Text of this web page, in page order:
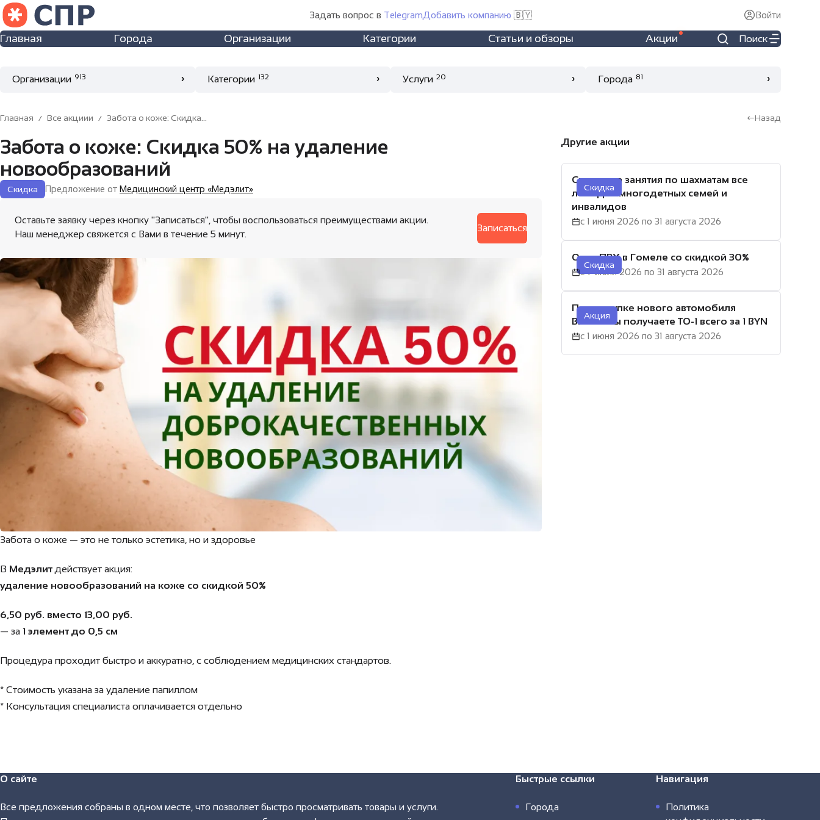
Задать вопрос в TelegramДобавить компанию 🇧🇾 Войти
Главная Города Организации Категории Статьи и обзоры Акции Поиск
Организации 913 Категории 132 Услуги 20 Города 81
Главная Все акциии Забота о коже: Скидка... Назад
Забота о коже: Скидка 50% на удаление
новообразований
Скидка Предложение от Медицинский центр «Медэлит»
Оставьте заявку через кнопку "Записаться", чтобы воспользоваться преимуществами акции.
Наш менеджер свяжется с Вами в течение 5 минут.
Записаться
Забота о коже — это не только эстетика, но и здоровье
В Медэлит действует акция:
удаление новообразований на коже со скидкой 50%
6,50 руб. вместо 13,00 руб.
— за 1 элемент до 0,5 см
Процедура проходит быстро и аккуратно, с соблюдением медицинских стандартов.
* Стоимость указана за удаление папиллом
* Консультация специалиста оплачивается отдельно
Другие акции
Скидка
Скидка на занятия по шахматам все
лето для многодетных семей и
инвалидов
с 1 июня 2026 по 31 августа 2026
Скидка
Окна ПВХ в Гомеле со скидкой 30%
с 7 июля 2026 по 31 августа 2026
Акция
При покупке нового автомобиля
BELGEE вы получаете ТО-1 всего за 1 BYN
с 1 июня 2026 по 31 августа 2026
Хочу участвовать в акции
Наш менеджер свяжется с Вами в течение 5 минут.
данных в соответствии сПолитикой
конфиденциальности.
Отправить
О сайте
Все предложения собраны в одном месте, что позволяет быстро просматривать товары и услуги.
Быстрые ссылки
Города
Навигация
Политика
Вход
Для ответа на отзывы свяжитесь с нами
Запомнить меня
Регистрация Забыли пароль?